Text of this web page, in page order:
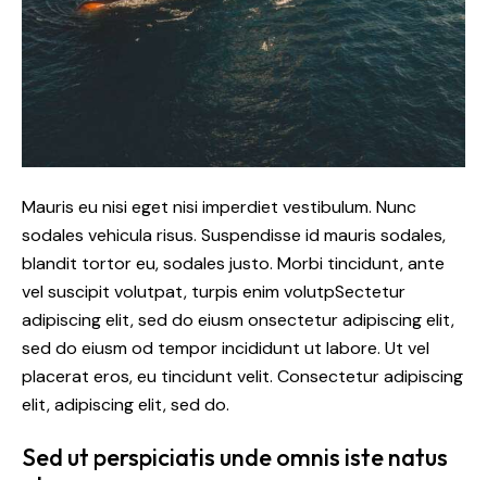
Mauris eu nisi eget nisi imperdiet vestibulum. Nunc
sodales vehicula risus. Suspendisse id mauris sodales,
blandit tortor eu, sodales justo. Morbi tincidunt, ante
vel suscipit volutpat, turpis enim volutpSectetur
adipiscing elit, sed do eiusm onsectetur adipiscing elit,
sed do eiusm od tempor incididunt ut labore. Ut vel
placerat eros, eu tincidunt velit. Consectetur adipiscing
elit, adipiscing elit, sed do.
Sed ut perspiciatis unde omnis iste natus